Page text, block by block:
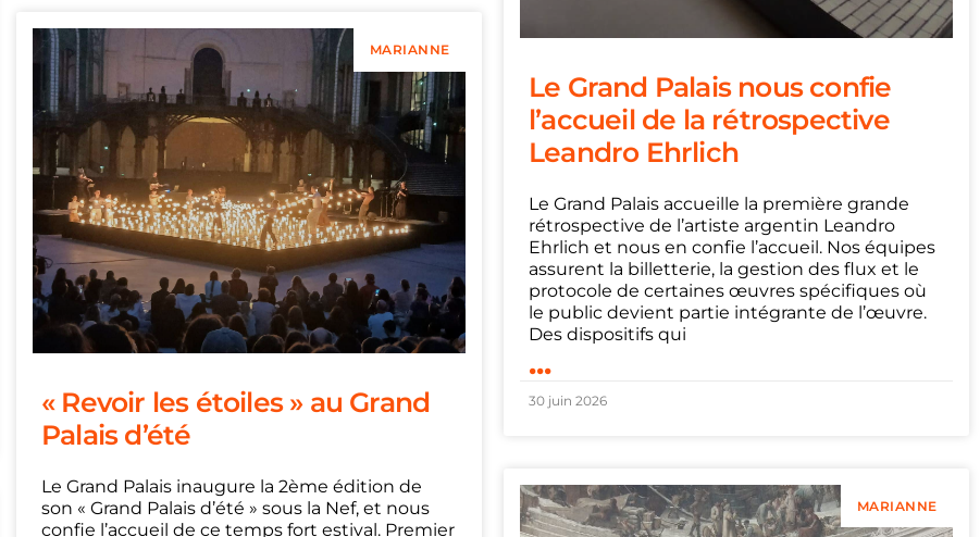
Le Grand Palais nous confie
l’accueil de la rétrospective
Leandro Ehrlich
Le Grand Palais accueille la première grande
rétrospective de l’artiste argentin Leandro
Ehrlich et nous en confie l’accueil. Nos équipes
assurent la billetterie, la gestion des flux et le
protocole de certaines œuvres spécifiques où
le public devient partie intégrante de l’œuvre.
Des dispositifs qui
...
30 juin 2026
MARIANNE
« Revoir les étoiles » au Grand
Palais d’été
Le Grand Palais inaugure la 2ème édition de
son « Grand Palais d’été » sous la Nef, et nous
confie l’accueil de ce temps fort estival. Premier
MARIANNE